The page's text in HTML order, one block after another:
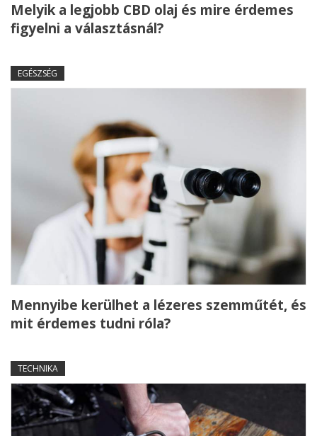
Melyik a legjobb CBD olaj és mire érdemes
figyelni a választásnál?
EGÉSZSÉG
Mennyibe kerülhet a lézeres szemműtét, és
mit érdemes tudni róla?
TECHNIKA